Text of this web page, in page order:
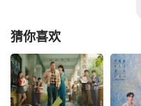
猜你喜欢